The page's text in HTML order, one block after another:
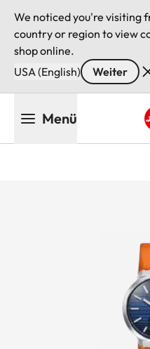
We noticed you're visiting
country or region to view
shop online.
USA (English)
Weiter
Menü